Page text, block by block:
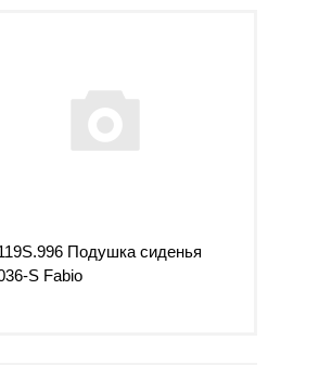
Подушка сиденья
S Fabio